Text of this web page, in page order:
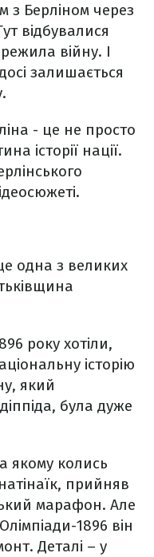
з Берліном через
відбувалися
війну. І
залишається
- це не просто
історії нації.
одна з великих
року хотіли,
історію
який
була дуже
якому колись
прийняв
марафон. Але
1896 він
Деталі – у